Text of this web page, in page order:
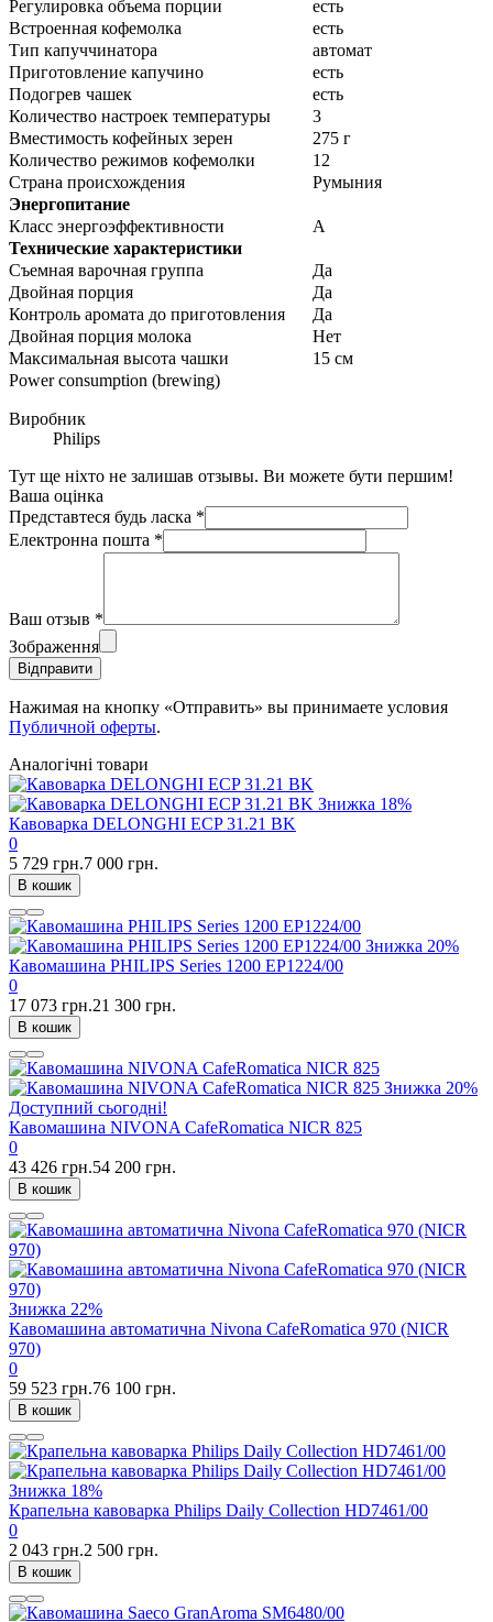
Регулировка объема порции
есть
Встроенная кофемолка
есть
Тип капуччинатора
автомат
Приготовление капучино
есть
Подогрев чашек
есть
Количество настроек температуры
3
Вместимость кофейных зерен
275 г
Количество режимов кофемолки
12
Страна происхождения
Румыния
Энергопитание
Класс энергоэффективности
A
Технические характеристики
Съемная варочная группа
Да
Двойная порция
Да
Контроль аромата до приготовления
Да
Двойная порция молока
Нет
Максимальная высота чашки
15 см
Power consumption (brewing)
Виробник
Philips
Тут ще ніхто не залишав отзывы. Ви можете бути першим!
Ваша оцінка
Представтеся будь ласка *
Електронна пошта *
Ваш отзыв *
Зображення
Відправити
Нажимая на кнопку «Отправить» вы принимаете условия
Публичной оферты.
Аналогічні товари
Знижка 18%
Кавоварка DELONGHI ECP 31.21 BK
0
5 729 грн.7 000 грн.
В кошик
Знижка 20%
Кавомашина PHILIPS Series 1200 EP1224/00
0
17 073 грн.21 300 грн.
В кошик
Знижка 20%
Доступний сьогодні!
Кавомашина NIVONA CafeRomatica NICR 825
0
43 426 грн.54 200 грн.
В кошик
Знижка 22%
Кавомашина автоматична Nivona CafeRomatica 970 (NICR
970)
0
59 523 грн.76 100 грн.
В кошик
Знижка 18%
Крапельна кавоварка Philips Daily Collection HD7461/00
0
2 043 грн.2 500 грн.
В кошик